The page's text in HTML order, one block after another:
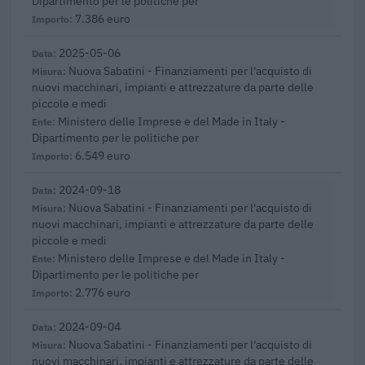
7.386 euro
2025-05-06
Nuova Sabatini - Finanziamenti per l'acquisto di
nuovi macchinari, impianti e attrezzature da parte delle
piccole e medi
Ministero delle Imprese e del Made in Italy -
Dipartimento per le politiche per
6.549 euro
2024-09-18
Nuova Sabatini - Finanziamenti per l'acquisto di
nuovi macchinari, impianti e attrezzature da parte delle
piccole e medi
Ministero delle Imprese e del Made in Italy -
Dipartimento per le politiche per
2.776 euro
2024-09-04
Nuova Sabatini - Finanziamenti per l'acquisto di
nuovi macchinari, impianti e attrezzature da parte delle